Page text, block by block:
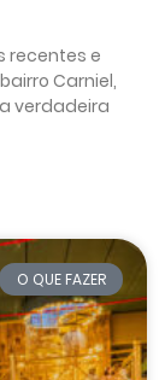
recentes e
Carniel,
verdadeira
O QUE FAZER